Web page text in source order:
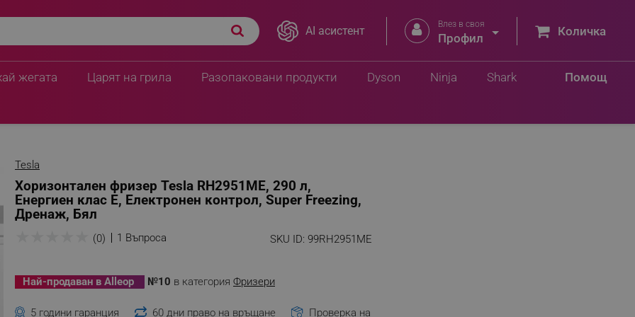
AI асистент  Влез в своя
Профил  Количка
жегата Царят на грила Разопаковани продукти Помощ
Dyson Ninja Shark
Tesla
Хоризонтален фризер Tesla RH2951ME, 290 л,
Енергиен клас E, Електронен контрол, Super Freezing,
Дренаж, Бял
SKU ID: 99RH2951ME
(0) 1 Въпроса
Най-продаван в Alleop №10 в категория Фризери
5 години гаранция 60 дни право на връщане Проверка на